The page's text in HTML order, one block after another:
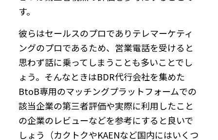
す。
彼らはセールスのプロでありテレマーケティ
ングのプロであるため、営業電話を受けると
思わず話に乗ってしまうことも多いことでし
ょう。そんなときはBDR代行会社を集めた
BtoB専用のマッチングプラットフォームでの
該当企業の第三者評価や実際に利用したこと
の企業のレビューなどを参考にすると良いで
しょう（カクトクやKAENなど国内にはいくつ